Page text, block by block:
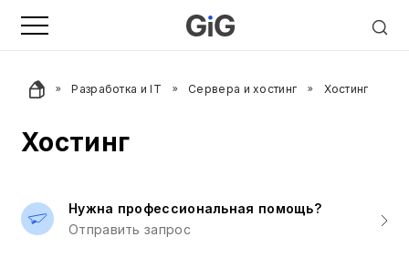
Разработка и IT Сервера и хостинг Хостинг
Хостинг
Нужна профессиональная помощь?
Отправить запрос